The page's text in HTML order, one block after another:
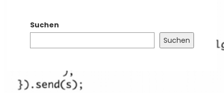
Suchen
Suchen